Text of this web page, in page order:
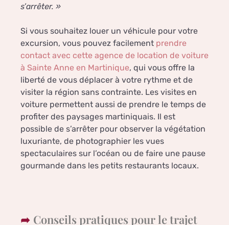
s’arrêter. »
Si vous souhaitez louer un véhicule pour votre
excursion, vous pouvez facilement prendre
contact avec cette agence de location de voiture
à Sainte Anne en Martinique, qui vous offre la
liberté de vous déplacer à votre rythme et de
visiter la région sans contrainte. Les visites en
voiture permettent aussi de prendre le temps de
profiter des paysages martiniquais. Il est
possible de s’arrêter pour observer la végétation
luxuriante, de photographier les vues
spectaculaires sur l’océan ou de faire une pause
gourmande dans les petits restaurants locaux.
Conseils pratiques pour le trajet